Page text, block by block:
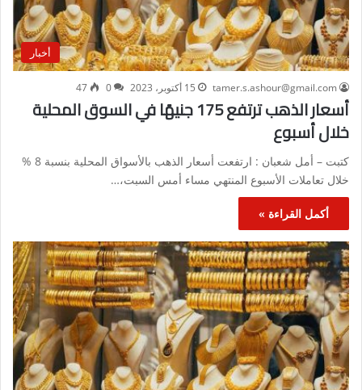
أخبار
tamer.s.ashour@gmail.com 15 أكتوبر، 2023 0
47
أسعار الذهب ترتفع 175 جنيهًا في السوق المحلية
خلال أسبوع
كتبت – أمل شعبان : ارتفعت أسعار الذهب بالأسواق المحلية بنسبة 8 %
خلال تعاملات الأسبوع المنتهي مساء أمس السبت،…
أكمل القراءة »